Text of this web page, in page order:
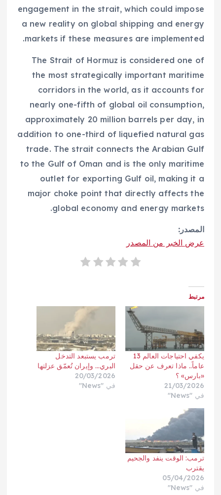
engagement in the strait, which could impose
a new reality on global shipping and energy
markets if these measures are implemented.
The Strait of Hormuz is considered one of
the most strategically important maritime
corridors in the world, as it accounts for
nearly one-fifth of global oil consumption,
approximately 20 million barrels per day, in
addition to one-third of liquefied natural gas
trade. The strait connects the Arabian Gulf
to the Gulf of Oman and is the only maritime
outlet for exporting Gulf oil, making it a
major choke point that directly affects the
global economy and energy markets.
المصدر:
عرض الخبر من المصدر
مرتبط
يكفي احتياجات العالم 13
عاماً.. ماذا تعرف عن حقل
«بارس» ؟
21/03/2026
في "News"
ترمب يستبعد التدخل
البري… وإيران تُعمّق عزلتها
20/03/2026
في "News"
ترمب: الوقت ينفد والجحيم
يقترب
05/04/2026
في "News"